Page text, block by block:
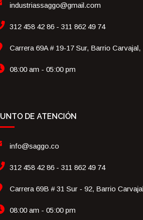
industriassaggo@gmail.com
312 458 42 86 - 311 862 49 74
Carrera 69A # 19-17 Sur, Barrio
08:00 am - 05:00 pm
DE ATENCIÓN
info@saggo.co
312 458 42 86 - 311 862 49 74
Carrera 69B # 31 Sur - 92, Barrio
08:00 am - 05:00 pm